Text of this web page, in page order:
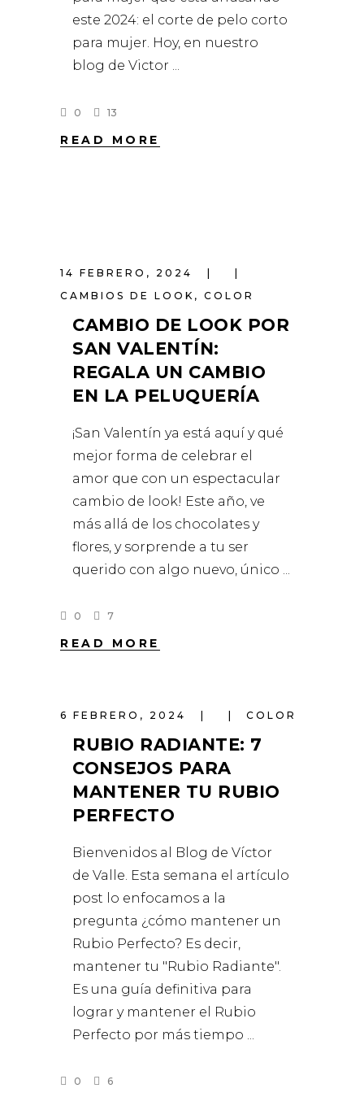
este 2024: el corte de pelo corto
para mujer. Hoy, en nuestro
blog de Victor
0 13
READ MORE
14 FEBRERO, 2024
CAMBIOS DE LOOK , COLOR
CAMBIO DE LOOK POR
SAN VALENTÍN:
REGALA UN CAMBIO
EN LA PELUQUERÍA
¡San Valentín ya está aquí y qué
mejor forma de celebrar el
amor que con un espectacular
cambio de look! Este año, ve
más allá de los chocolates y
flores, y sorprende a tu ser
querido con algo nuevo, único
0 7
READ MORE
6 FEBRERO, 2024 COLOR
RUBIO RADIANTE: 7
CONSEJOS PARA
MANTENER TU RUBIO
PERFECTO
Bienvenidos al Blog de Víctor
de Valle. Esta semana el artículo
post lo enfocamos a la
pregunta ¿cómo mantener un
Rubio Perfecto? Es decir,
mantener tu "Rubio Radiante".
Es una guía definitiva para
lograr y mantener el Rubio
Perfecto por más tiempo
0 6